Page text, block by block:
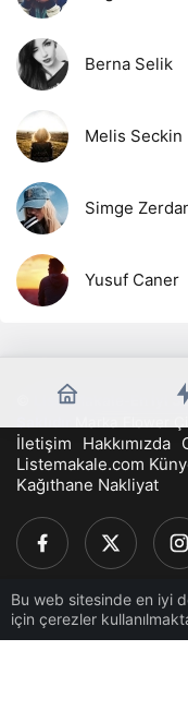
Berna Selik
Melis Seckin
Simge
Yusuf Caner
Bu web sitesinde en iyi
için çerezler
Liste Makale-En İyi
İletişim Hakkımızda
Listemakale.com
Kağıthane Nakliyat
HTML